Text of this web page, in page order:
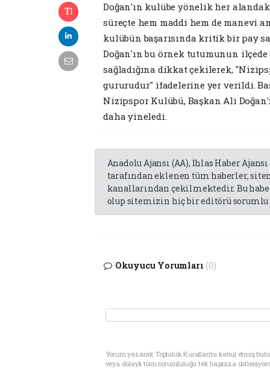
Doğan'ın kulübe yönelik her
süreçte hem maddi hem de manevi
kulübün başarısında kritik bir pay
Doğan'ın bu örnek tutumunun
sağladığına dikkat çekilerek,
gururudur" ifadelerine yer verildi.
Nizipspor Kulübü, Başkan Ali
daha yineledi.
Anadolu Ajansı (AA), İhlas Haber
tarafından eklenen tüm haberler,
kanallarından çekilmektedir. Bu
olup sitemizin hiç bir editörü sorumlu
Okuyucu Yorumları (0)
Yorum yazarak Topluluk Kuralları’nı kabul etmiş
veya dolaylı tüm sorumluluğu tek başınıza